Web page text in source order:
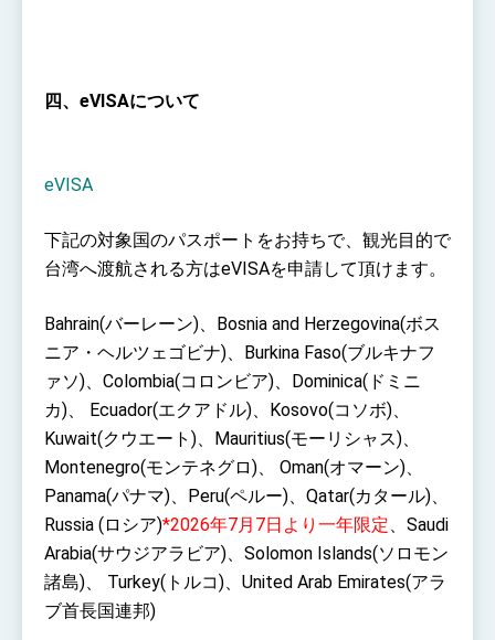
四、eVISAについて
eVISA
下記の対象国のパスポートをお持ちで、観光目的で
台湾へ渡航される方はeVISAを申請して頂けます。
Bahrain(バーレーン)、Bosnia and Herzegovina(ボス
ニア・ヘルツェゴビナ)、Burkina Faso(ブルキナフ
ァソ)、Colombia(コロンビア)、Dominica(ドミニ
カ)、 Ecuador(エクアドル)、Kosovo(コソボ)、
Kuwait(クウエート)、Mauritius(モーリシャス)、
Montenegro(モンテネグロ)、 Oman(オマーン)、
Panama(パナマ)、Peru(ペルー)、Qatar(カタール)、
Russia (ロシア)*2026年7月7日より一年限定 、Saudi
Arabia(サウジアラビア)、Solomon Islands(ソロモン
諸島)、 Turkey(トルコ)、United Arab Emirates(アラ
ブ首長国連邦)